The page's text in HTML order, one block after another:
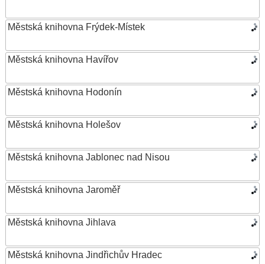
Městská knihovna Frýdek-Místek
Městská knihovna Havířov
Městská knihovna Hodonín
Městská knihovna Holešov
Městská knihovna Jablonec nad Nisou
Městská knihovna Jaroměř
Městská knihovna Jihlava
Městská knihovna Jindřichův Hradec